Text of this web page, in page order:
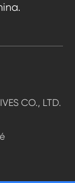
CO., LTD.